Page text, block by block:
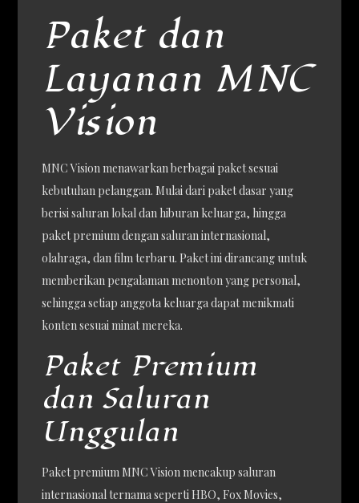
Paket dan
Layanan MNC
Vision
MNC Vision menawarkan berbagai paket sesuai
kebutuhan pelanggan. Mulai dari paket dasar yang
berisi saluran lokal dan hiburan keluarga, hingga
paket premium dengan saluran internasional,
olahraga, dan film terbaru. Paket ini dirancang untuk
memberikan pengalaman menonton yang personal,
sehingga setiap anggota keluarga dapat menikmati
konten sesuai minat mereka.
Paket Premium
dan Saluran
Unggulan
Paket premium MNC Vision mencakup saluran
internasional ternama seperti HBO, Fox Movies,